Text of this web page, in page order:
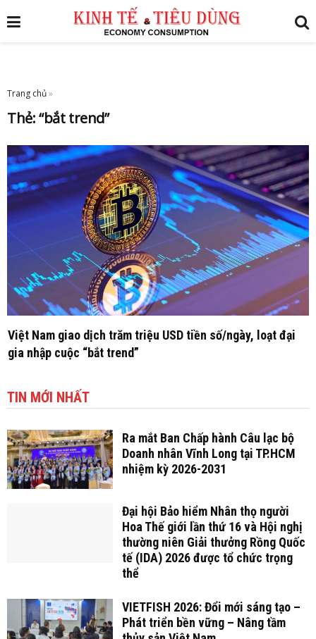
Trang chủ»
Thẻ:“bắt trend”
Việt Nam giao dịch trăm triệu USD tiền số/ngày, loạt đại
gia nhập cuộc “bắt trend”
TIN MỚI NHẤT
Ra mắt Ban Chấp hành Câu lạc bộ
Doanh nhân Vĩnh Long tại TP.HCM
nhiệm kỳ 2026-2031
Đại hội Bảo hiểm Nhân thọ người
Hoa Thế giới lần thứ 16 và Hội nghị
thường niên Giải thưởng Rồng Quốc
tế (IDA) 2026 được tổ chức trọng
thể
VIETFISH 2026: Đổi mới sáng tạo –
Phát triển bền vững – Nâng tầm